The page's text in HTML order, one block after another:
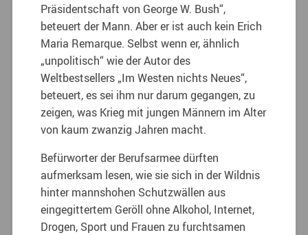
Präsidentschaft von George W. Bush“,
beteuert der Mann. Aber er ist auch kein Erich
Maria Remarque. Selbst wenn er, ähnlich
„unpolitisch“ wie der Autor des
Weltbestsellers „Im Westen nichts Neues“,
beteuert, es sei ihm nur darum gegangen, zu
zeigen, was Krieg mit jungen Männern im Alter
von kaum zwanzig Jahren macht.
Befürworter der Berufsarmee dürften
aufmerksam lesen, wie sie sich in der Wildnis
hinter mannshohen Schutzwällen aus
eingegittertem Geröll ohne Alkohol, Internet,
Drogen, Sport und Frauen zu furchtsamen